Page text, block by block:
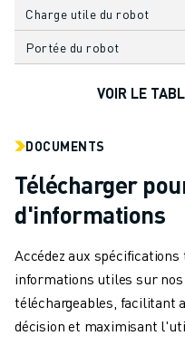
PALETTISATION
SOUDAGE PAR POINTS
INSPECTION DE LA VISION
SERVICE CLIENTÈLE
FANUC PLANS
TERRAIN ET MAINTENANCE
SUPPORT TECHNIQUE À
OUTILS DE SERVICE
CENTRE DE TÉLÉCHARGEMENT
Charge utile du robot
Portée du robot
VOIR LE
DOCUMENTS
Télécharger
d'informations
Accédez aux
informations utiles sur
téléchargeables, facilitant
décision et maximisant